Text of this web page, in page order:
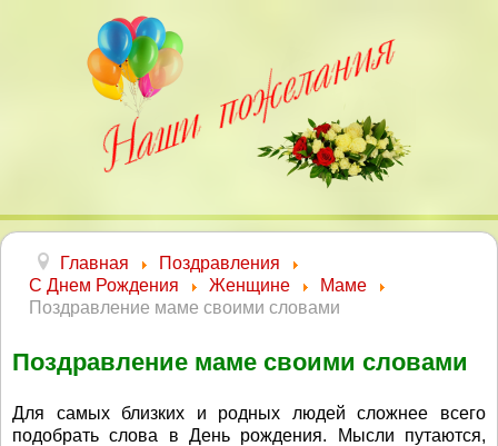
Главная
Поздравления
С Днем Рождения
Женщине
Маме
Поздравление маме своими словами
Поздравление маме своими словами
Для самых близких и родных людей сложнее всего
подобрать слова в День рождения. Мысли путаются,